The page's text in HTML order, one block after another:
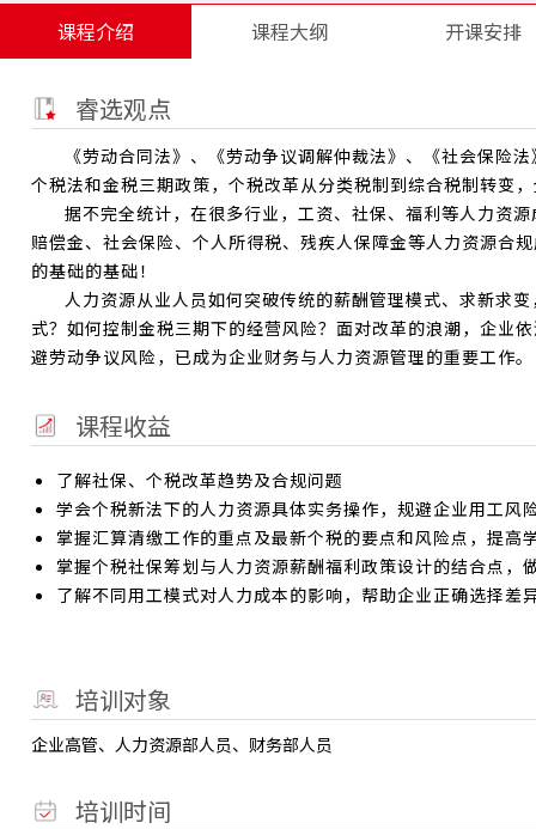
课程介绍 课程大纲 开课安排
睿选观点
《劳动合同法》、《劳动争议调解仲裁法》、《社会保险
个税法和金税三期政策，个税改革从分类税制到综合税制转变
据不完全统计，在很多行业，工资、社保、福利等人力资
赔偿金、社会保险、个人所得税、残疾人保障金等人力资源合
的基础的基础！
人力资源从业人员如何突破传统的薪酬管理模式、求新求
式？如何控制金税三期下的经营风险？面对改革的浪潮，企业
避劳动争议风险，已成为企业财务与人力资源管理的重要工作。
课程收益
了解社保、个税改革趋势及合规问题
学会个税新法下的人力资源具体实务操作，规避企业用工风
掌握汇算清缴工作的重点及最新个税的要点和风险点，提高
掌握个税社保筹划与人力资源薪酬福利政策设计的结合点，
了解不同用工模式对人力成本的影响，帮助企业正确选择差
培训对象
企业高管、人力资源部人员、财务部人员
培训时间